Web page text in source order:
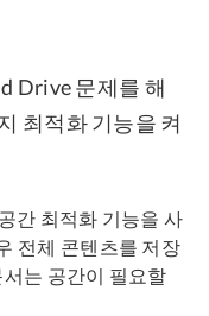
Drive 문제를 해
최적화 기능을 켜
간 최적화 기능을 사
전체 콘텐츠를 저장
는 공간이 필요할